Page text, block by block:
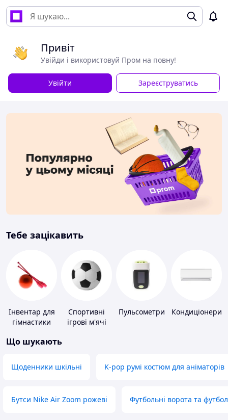
Привіт
Увійди і використовуй Пром на повну!
Увійти Зареєструватись
Тебе зацікавить
Інвентар для
гімнастики
Спортивні
ігрові м'ячі
Пульсометри Кондиціонери
Що шукають
Щоденники шкільні K-pop румі костюм для аніматорів
Бутси Nike Air Zoom рожеві Футбольні ворота та